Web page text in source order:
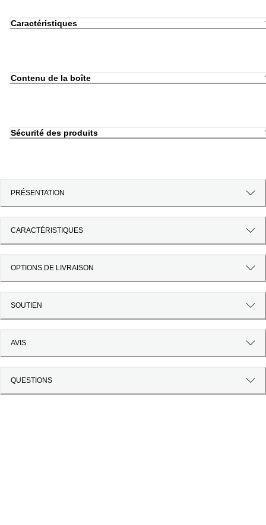
Caractéristiques
Contenu de la boîte
Sécurité des produits
PRÉSENTATION
CARACTÉRISTIQUES
OPTIONS DE LIVRAISON
SOUTIEN
AVIS
QUESTIONS